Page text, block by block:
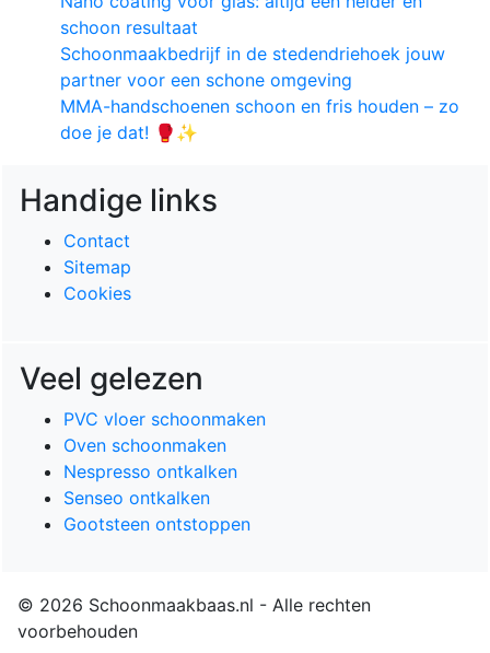
schoon resultaat
Schoonmaakbedrijf in de stedendriehoek jouw
partner voor een schone omgeving
MMA-handschoenen schoon en fris houden – zo
doe je dat! 🥊✨
Handige links
Contact
Sitemap
Cookies
Veel gelezen
PVC vloer schoonmaken
Oven schoonmaken
Nespresso ontkalken
Senseo ontkalken
Gootsteen ontstoppen
© 2026 Schoonmaakbaas.nl - Alle rechten
voorbehouden